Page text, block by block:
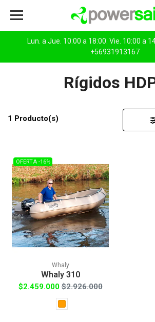
Lun. a Jue. 10:00 a 18:00. Vie. 10:00 a
+56931913167
Rígidos
1 Producto(s)
OFERTA -16%
Whaly
Whaly 310
$2.459.000 $2.926.000